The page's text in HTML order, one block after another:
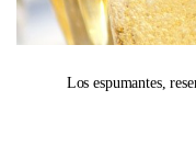
Los espumantes,